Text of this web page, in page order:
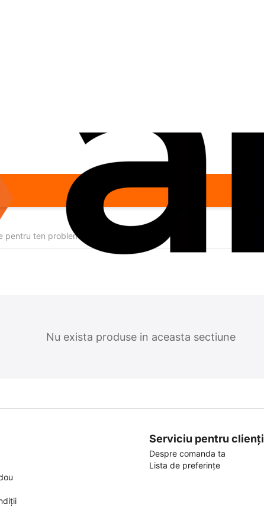
pentru ten problematic
Nu exista produse in aceasta sectiune
Serviciu pentru clienți
Despre comanda ta
Lista de preferințe